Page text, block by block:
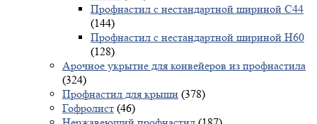
Профнастил с нестандартной шириной С44
(144)
Профнастил с нестандартной шириной Н60
(128)
Арочное укрытие для конвейеров из профнастила
(324)
Профнастил для крыши (378)
Гофролист (46)